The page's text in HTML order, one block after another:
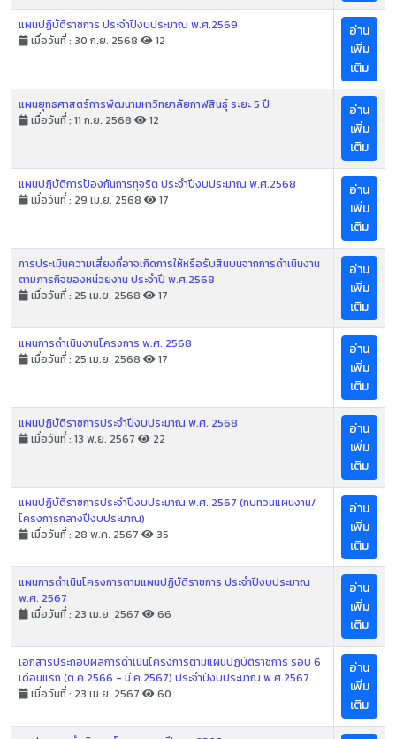
แผนปฏิบัติราชการ ประจำปีงบประมาณ พ.ศ.2569
เมื่อวันที่ : 30 ก.ย. 2568
12
อ่าน
เพิ่ม
เติม
แผนยุทธศาสตร์การพัฒนามหาวิทยาลัยกาฬสินธุ์ ระยะ 5 ปี
เมื่อวันที่ : 11 ก.ย. 2568
12
อ่าน
เพิ่ม
เติม
แผนปฏิบัติการป้องกันการทุจริต ประจำปีงบประมาณ พ.ศ.2568
เมื่อวันที่ : 29 เม.ย. 2568
17
อ่าน
เพิ่ม
เติม
การประเมินความเสี่ยงที่อาจเกิดการให้หรือรับสินบนจากการดำเนินงาน
ตามภารกิจของหน่วยงาน ประจำปี พ.ศ.2568
เมื่อวันที่ : 25 เม.ย. 2568
17
อ่าน
เพิ่ม
เติม
แผนการดำเนินงานโครงการ พ.ศ. 2568
เมื่อวันที่ : 25 เม.ย. 2568
17
อ่าน
เพิ่ม
เติม
แผนปฏิบัติราชการประจำปีงบประมาณ พ.ศ. 2568
เมื่อวันที่ : 13 พ.ย. 2567
22
อ่าน
เพิ่ม
เติม
แผนปฏิบัติราชการประจำปีงบประมาณ พ.ศ. 2567 (ทบทวนแผนงาน/
โครงการกลางปีงบประมาณ)
เมื่อวันที่ : 28 พ.ค. 2567
35
อ่าน
เพิ่ม
เติม
แผนการดำเนินโครงการตามแผนปฏิบัติราชการ ประจำปีงบประมาณ
พ.ศ. 2567
เมื่อวันที่ : 23 เม.ย. 2567
66
อ่าน
เพิ่ม
เติม
เอกสารประกอบผลการดำเนินโครงการตามแผนปฏิบัติราชการ รอบ 6
เดือนแรก (ต.ค.2566 - มี.ค.2567) ประจำปีงบประมาณ พ.ศ.2567
เมื่อวันที่ : 23 เม.ย. 2567
60
อ่าน
เพิ่ม
เติม